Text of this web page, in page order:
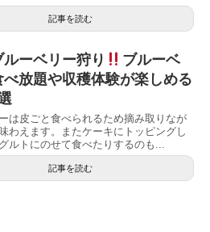
記事を読む
ーベリー狩り
ブルーベ
べ放題や収穫体験が楽しめる
は皮ごと食べられるため摘み取りなが
わえます。またケーキにトッピングし
ルトにのせて食べたりするのも...
記事を読む